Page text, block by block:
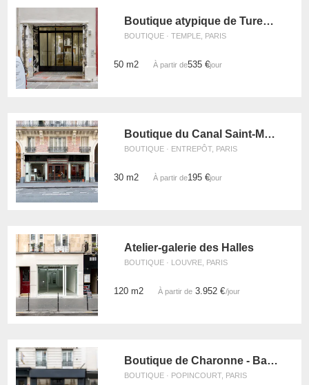
Boutique atypique de Turenne
BOUTIQUE · TEMPLE, PARIS
50 m2 À partir de535 €/jour
Boutique du Canal Saint-Martin
BOUTIQUE · ENTREPÔT, PARIS
30 m2 À partir de195 €/jour
Atelier-galerie des Halles
BOUTIQUE · LOUVRE, PARIS
120 m2 À partir de3.952 €/jour
Boutique de Charonne - Bastille
BOUTIQUE · POPINCOURT, PARIS